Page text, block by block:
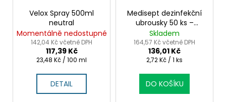
Velox Spray 500ml
neutral
Momentálně nedostupné
142,04 Kč včetně DPH
117,39 Kč
Měrná
23,48 Kč / 100 ml
DETAIL
Medisept dezinfekční
ubrousky 50 ks –
rychlá dezinfekce na
cesty
Skladem
164,57 Kč včetně DPH
136,01 Kč
Měrná
2,72 Kč / 1 ks
DO KOŠÍKU